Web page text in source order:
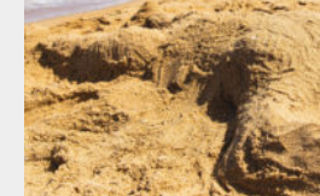
Category:海のマッチョ オレンジの人
ダウンロード